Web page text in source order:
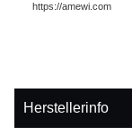
https://amewi.com
Herstellerinfo